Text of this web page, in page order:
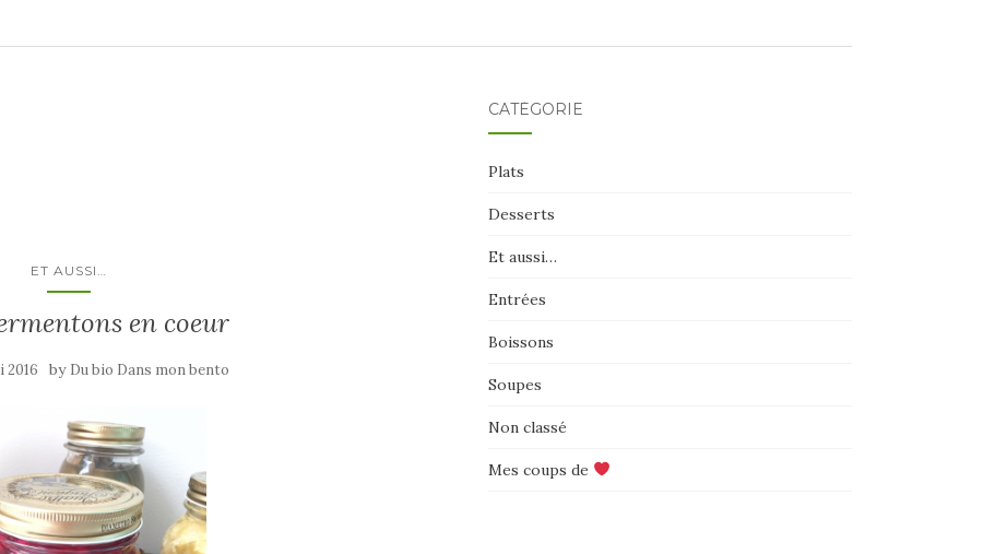
ET AUSSI…
en coeur
2016 by Du bio Dans mon bento
CATÉGORIE
Plats
Desserts
Et aussi…
Entrées
Boissons
Soupes
Non classé
Mes coups de